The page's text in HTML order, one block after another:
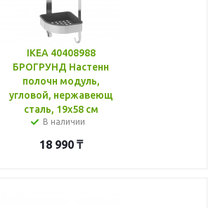
IKEA 40408988
БРОГРУНД Настенн
полочн модуль,
угловой, нержавеющ
сталь, 19x58 см
В наличии
18 990₸